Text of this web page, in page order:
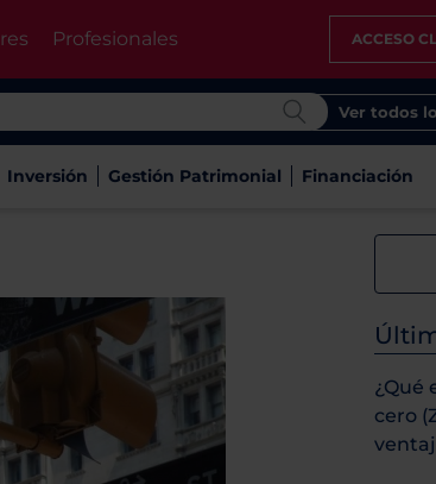
Profesionales ACCESO
Ver todos
Inversión Gestión Patrimonial Financiación
¿Qué
cero